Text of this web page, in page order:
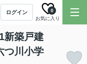
ログイン
お気に入り
0
新築戸建
川小学